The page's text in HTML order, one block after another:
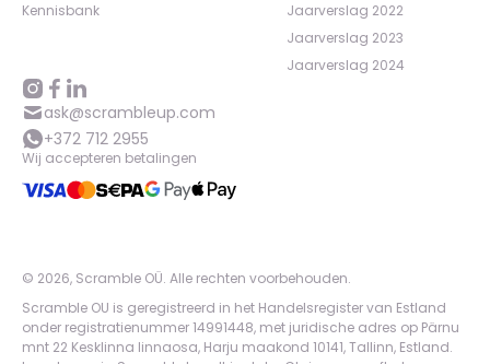
Kennisbank
Jaarverslag 2022
Jaarverslag 2023
Jaarverslag 2024
ask@scrambleup.com
+372 712 2955
Wij accepteren betalingen
© 2026, Scramble OÜ. Alle rechten voorbehouden.
Scramble OU is geregistreerd in het Handelsregister van Estland
onder registratienummer 14991448, met juridische adres op Pärnu
mnt 22 Kesklinna linnaosa, Harju maakond 10141, Tallinn, Estland.